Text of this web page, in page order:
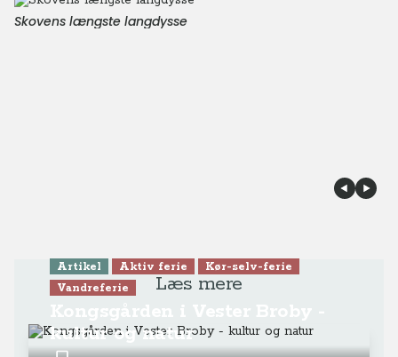
Skovens længste langdysse
Læs mere
Artikel Aktiv ferie
Kør-selv-ferie
Vandreferie
kultur og natur